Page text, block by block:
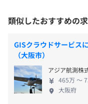
セイコーエプソン豊
※配属先は、本人の
松本南事業所（松
希望の方も歓迎！
〈年間休日数：127
・完全週休2日制（土
・GW休業
・夏季休業
・年末年始休業
重ね、ともに新し
当社は、コアタイ
度やリモートワー
い環境と充実した
働いていただける
のエンジニアが活
キャリアへ。
類似したおすすめの
GISクラウドサービス
（大阪市）
アジア航測株
465万 〜
大阪府